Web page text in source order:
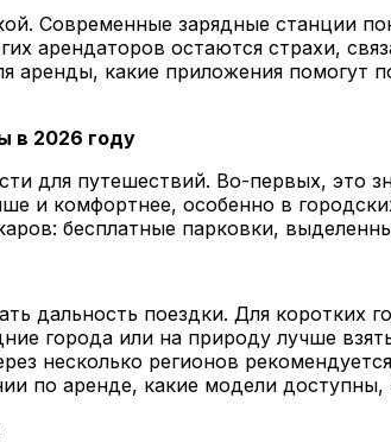
Современные зарядные станции
арендаторов остаются страхи,
аренды, какие приложения помогут
в 2026 году
для путешествий. Во-первых, это
и комфортнее, особенно в
бесплатные парковки,
дальность поездки. Для
города или на природу лучше
несколько регионов
по аренде, какие модели